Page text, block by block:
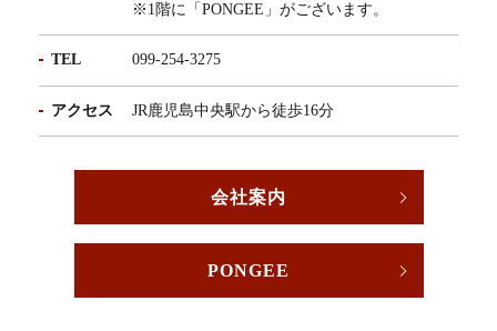
※1階に「PONGEE」がございます。
TEL 099-254-3275
アクセス JR鹿児島中央駅から徒歩16分
会社案内
PONGEE